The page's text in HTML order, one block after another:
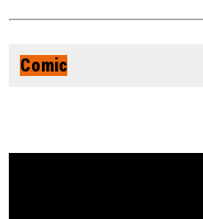
Comic